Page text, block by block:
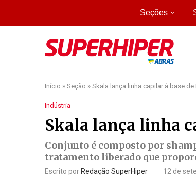
Seções
Início » Seção » Skala lança linha capilar à base de
Indústria
Skala lança linha
Conjunto é composto por
tratamento liberado que
Escrito por Redação SuperHiper 12 de